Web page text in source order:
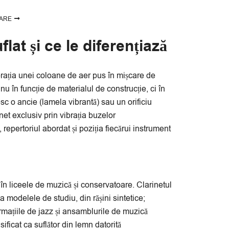
și ce le diferențiază
unei coloane de aer pus în mișcare de
în funcție de materialul de construcție, ci în
o ancie (lamela vibrantă) sau un orificiu
exclusiv prin vibrația buzelor
abordat și poziția fiecărui instrument
liceele de muzică și conservatoare. Clarinetul
modelele de studiu, din rășini sintetice;
de jazz și ansamblurile de muzică
ca suflător din lemn datorită